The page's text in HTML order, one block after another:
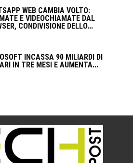
WEB CAMBIA VOLTO:
E VIDEOCHIAMATE DAL
CONDIVISIONE DELLO...
INCASSA 90 MILIARDI DI
IN TRE MESI E AUMENTA...